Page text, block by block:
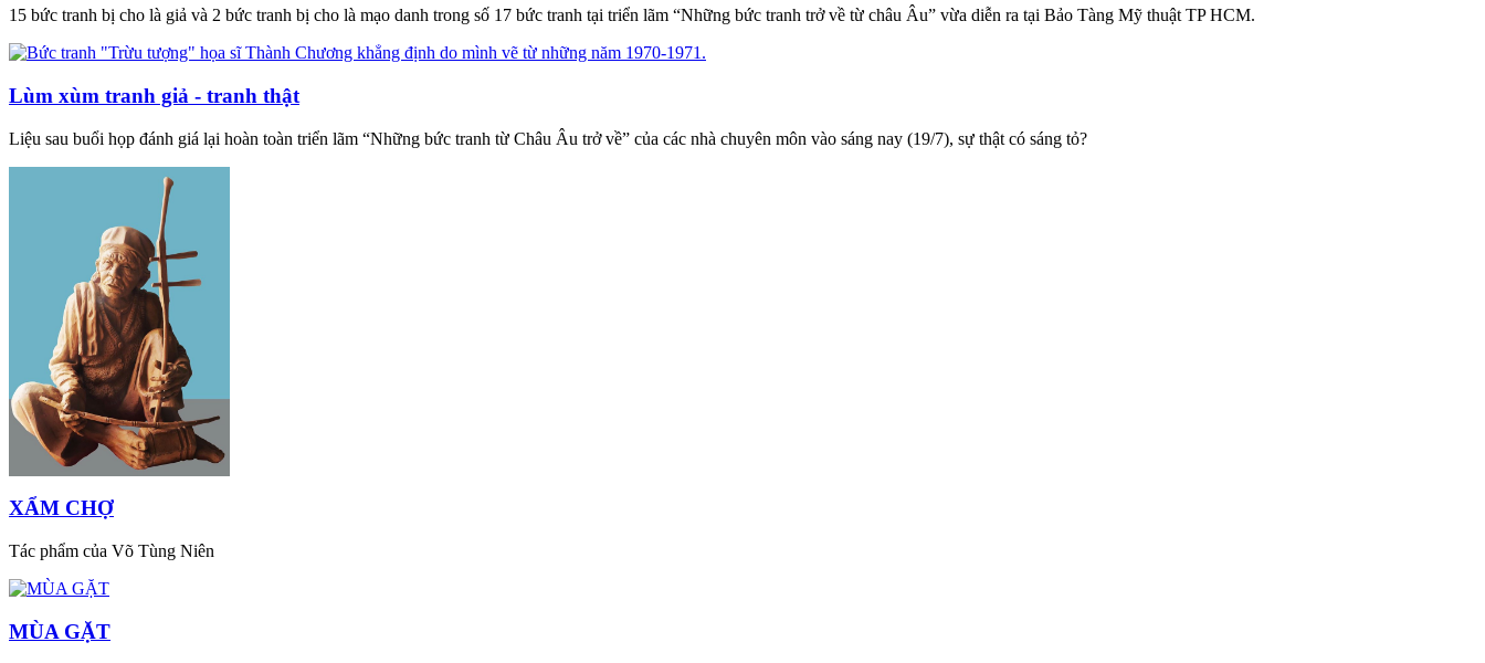
15 bức tranh bị cho là giả và 2 bức tranh bị cho là mạo danh trong số 17 bức tranh tại triển lãm “Những bức tranh trở về từ châu Âu” vừa diễn ra tại Bảo Tàng Mỹ thuật TP HCM.
Lùm xùm tranh giả - tranh thật
Liệu sau buổi họp đánh giá lại hoàn toàn triển lãm “Những bức tranh từ Châu Âu trở về” của các nhà chuyên môn vào sáng nay (19/7), sự thật có sáng tỏ?
XẨM CHỢ
Tác phẩm của Võ Tùng Niên
MÙA GẶT